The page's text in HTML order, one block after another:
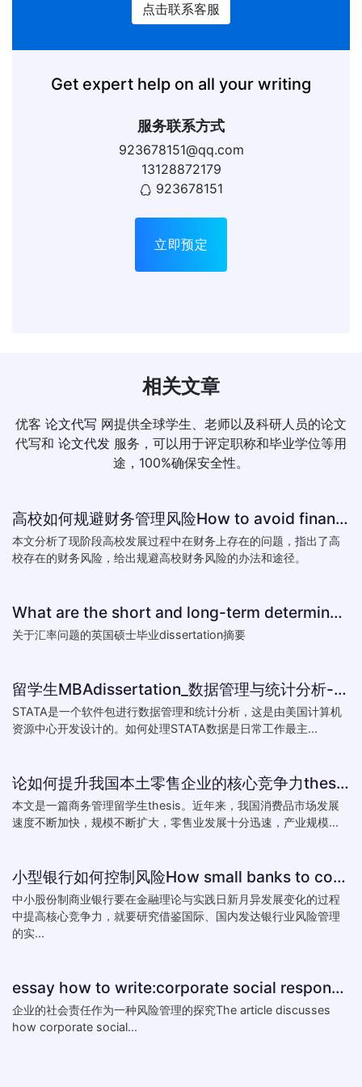
点击联系客服
Get expert help on all your writing
服务联系方式
923678151@qq.com
13128872179
923678151
立即预定
相关文章
优客 论文代写 网提供全球学生、老师以及科研人员的论文
代写和 论文代发 服务，可以用于评定职称和毕业学位等用
途，100%确保安全性。
高校如何规避财务管理风险How to avoid financial risk management colleges
本文分析了现阶段高校发展过程中在财务上存在的问题，指出了高
校存在的财务风险，给出规避高校财务风险的办法和途径。
What are the short and long-term determinants of exchange ra
关于汇率问题的英国硕士毕业dissertation摘要
留学生MBAdissertation_数据管理与统计分析-如何处理STATA数据_How to deal with data with ST
STATA是一个软件包进行数据管理和统计分析，这是由美国计算机
资源中心开发设计的。如何处理STATA数据是日常工作最主...
论如何提升我国本土零售企业的核心竞争力thesis:The theory of how to improve the core competitiveness of domestic retail e
本文是一篇商务管理留学生thesis。近年来，我国消费品市场发展
速度不断加快，规模不断扩大，零售业发展十分迅速，产业规模...
小型银行如何控制风险How small banks to control risk
中小股份制商业银行要在金融理论与实践日新月异发展变化的过程
中提高核心竞争力，就要研究借鉴国际、国内发达银行业风险管理
的实...
essay how to write:corporate social responsibility practice
企业的社会责任作为一种风险管理的探究The article discusses
how corporate social...